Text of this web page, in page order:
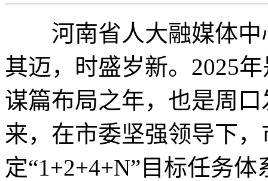
河南省人大融媒体中
其迈，时盛岁新。2025
谋篇布局之年，也是周
来，在市委坚强领导下
定“1+2+4+N”目标任务